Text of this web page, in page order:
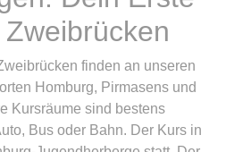
finden an unseren
Homburg, Pirmasens und
Kursräume sind bestens
Bus oder Bahn. Der Kurs in